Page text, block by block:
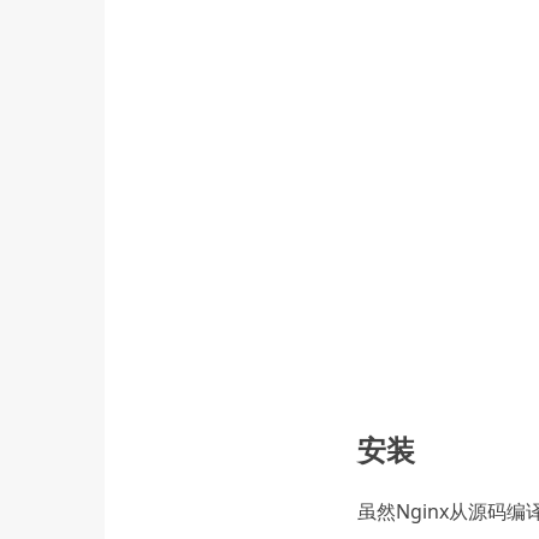
安装
虽然Nginx从源码编